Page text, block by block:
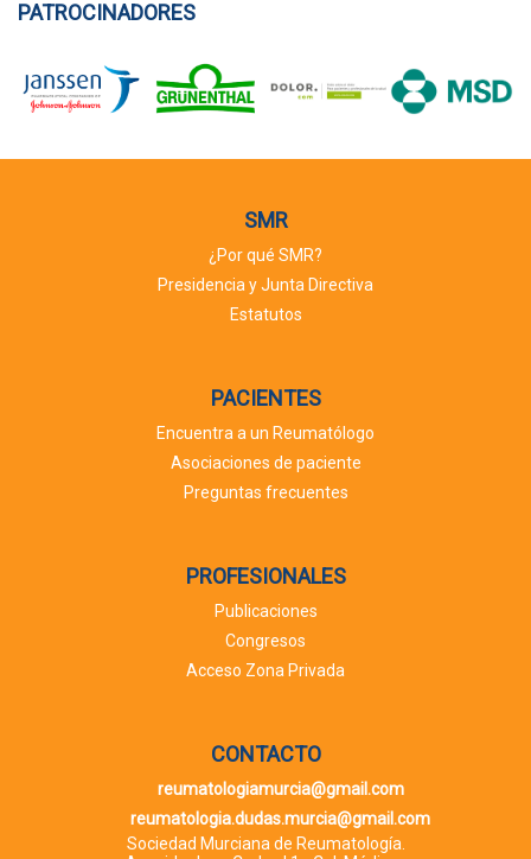
PATROCINADORES
SMR
¿Por qué SMR?
Presidencia y Junta Directiva
Estatutos
PACIENTES
Encuentra a un Reumatólogo
Asociaciones de paciente
Preguntas frecuentes
PROFESIONALES
Publicaciones
Congresos
Acceso Zona Privada
CONTACTO
reumatologiamurcia@gmail.com
reumatologia.dudas.murcia@gmail.com
Sociedad Murciana de Reumatología.